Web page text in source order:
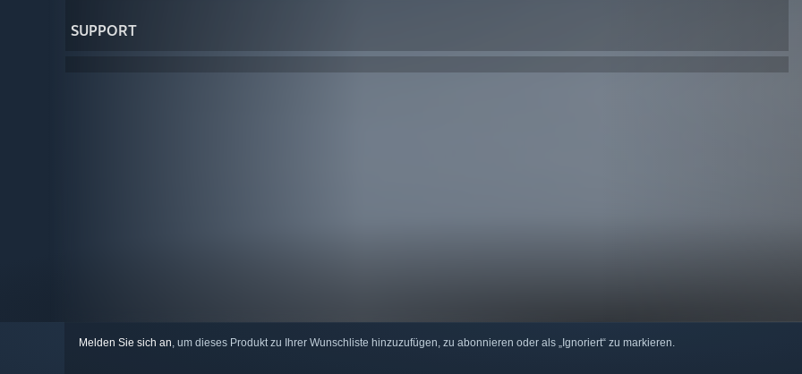
SUPPORT
Melden Sie sich an, um dieses Produkt zu Ihrer Wunschliste hinzuzufügen, zu abonnieren oder als „Ignoriert“ zu markieren.